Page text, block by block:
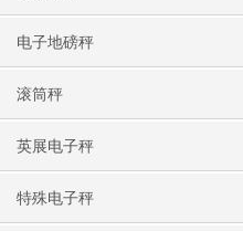
电子地磅秤
滚筒秤
英展电子秤
特殊电子秤